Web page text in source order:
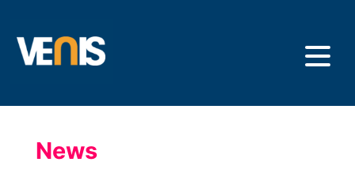
main
content
News